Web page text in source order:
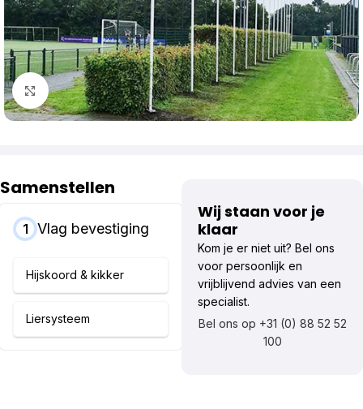
Klik om te vergroten
Samenstellen
1 Vlag bevestiging
Hijskoord & kikker
Liersysteem
Wij staan voor je
klaar
Kom je er niet uit? Bel ons
voor persoonlijk en
vrijblijvend advies van een
specialist.
Bel ons op +31 (0) 88 52 52
100